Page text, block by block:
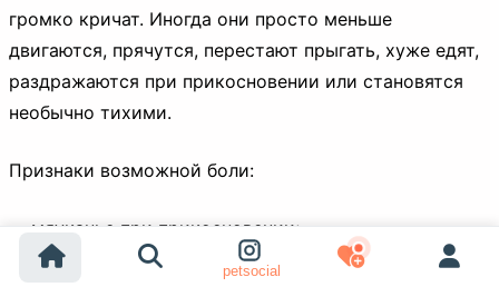
petsocial
громко кричат. Иногда они просто меньше
двигаются, прячутся, перестают прыгать, хуже едят,
раздражаются при прикосновении или становятся
необычно тихими.
Признаки возможной боли:
мяуканье при прикосновении;
прятание;